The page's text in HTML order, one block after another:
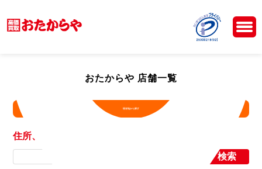
おたからや 店舗一覧
現在地から探す
住所、店舗名から探す
検索